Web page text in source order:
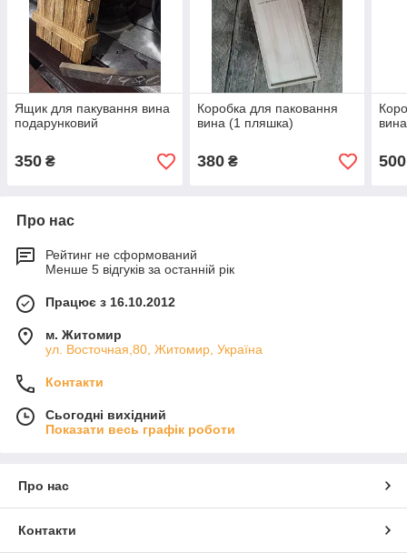
Ящик для пакування вина
подарунковий
350 ₴
Коробка для паковання
вина (1 пляшка)
380₴ 500
Про нас
Рейтинг не сформований
Менше 5 відгуків за останній рік
Працює з 16.10.2012
м. Житомир
ул. Восточная,80, Житомир, Україна
Контакти
Сьогодні вихідний
Показати весь графік роботи
Про нас
Контакти